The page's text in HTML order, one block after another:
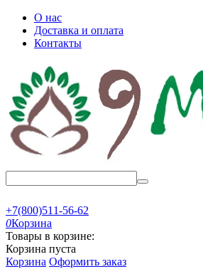
О нас
Доставка и оплата
Контакты
+7(800)511-56-62
0Корзина
Товары в корзине:
Корзина пуста
Корзина Оформить заказ